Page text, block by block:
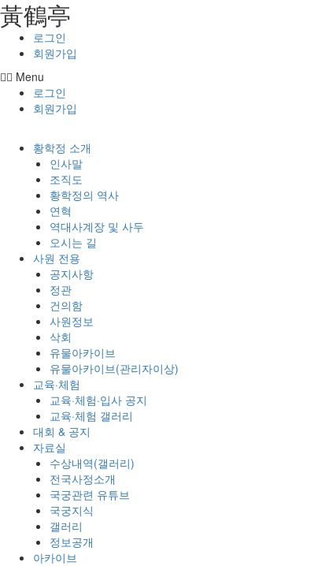
콘텐츠로
건너뛰기
⿈鶴亭
로그인
회원가입
Menu
로그인
회원가입
황학정 소개
인사말
조직도
황학정의 역사
연혁
역대사계장 및 사두
오시는 길
사원 전용
공지사항
정관
건의함
사원정보
삭회
유물아카이브
유물아카이브(관리자이상)
교육·체험
교육·체험·입사 공지
교육·체험 갤러리
대회 & 공지
자료실
수상내역(갤러리)
전국사정소개
국궁관련 유튜브
국궁지식
갤러리
정보공개
아카이브